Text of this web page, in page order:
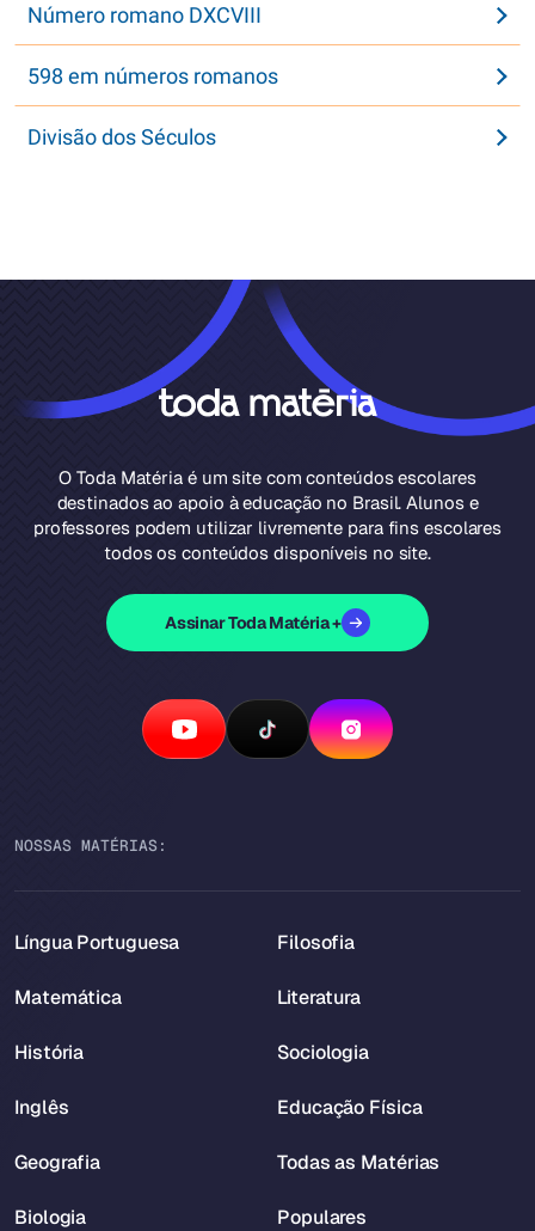
Número romano DXCVIII
598 em números romanos
Divisão dos Séculos
O Toda Matéria é um site com conteúdos escolares
destinados ao apoio à educação no Brasil. Alunos e
professores podem utilizar livremente para fins escolares
todos os conteúdos disponíveis no site.
Assinar Toda Matéria +
NOSSAS MATÉRIAS:
Língua Portuguesa
Matemática
História
Inglês
Geografia
Biologia
Filosofia
Literatura
Sociologia
Educação Física
Todas as Matérias
Populares